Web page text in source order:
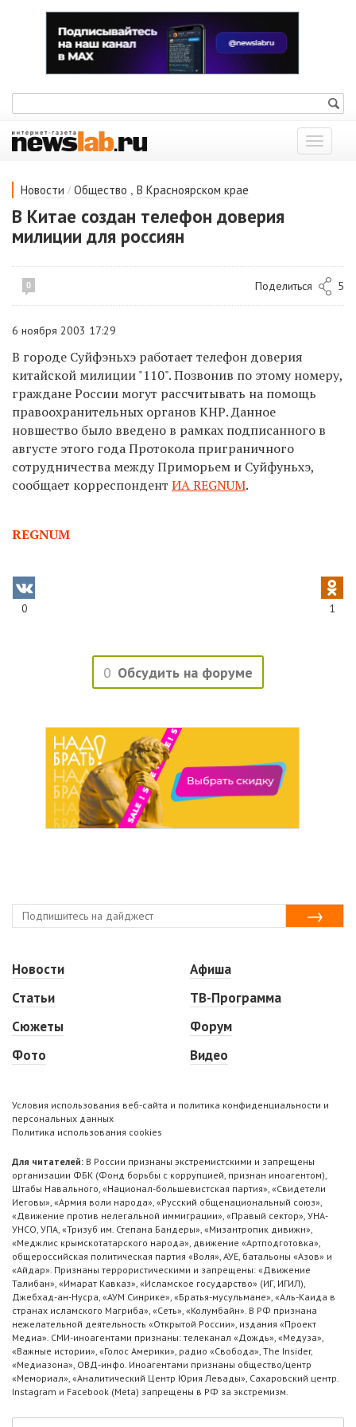
Показать
меню
Новости / Общество , В Красноярском крае
В Китае создан телефон доверия
милиции для россиян
0 Поделиться 5
6 ноября 2003 17:29
В городе Суйфэньхэ работает телефон доверия
китайской милиции "110". Позвонив по этому номеру,
граждане России могут рассчитывать на помощь
правоохранительных органов КНР. Данное
новшество было введено в рамках подписанного в
августе этого года Протокола приграничного
сотрудничества между Приморьем и Суйфуньхэ,
сообщает корреспондент ИА REGNUM.
REGNUM
0 1
0 Обсудить на форуме
Новости
Статьи
Сюжеты
Фото
Афиша
ТВ-Программа
Форум
Видео
Условия использования веб-сайта и политика конфиденциальности и
персональных данных
Политика использования cookies
Для читателей: В России признаны экстремистскими и запрещены
организации ФБК (Фонд борьбы с коррупцией, признан иноагентом),
Штабы Навального, «Национал-большевистская партия», «Свидетели
Иеговы», «Армия воли народа», «Русский общенациональный союз»,
«Движение против нелегальной иммиграции», «Правый сектор», УНА-
УНСО, УПА, «Тризуб им. Степана Бандеры», «Мизантропик дивижн»,
«Меджлис крымскотатарского народа», движение «Артподготовка»,
общероссийская политическая партия «Воля», АУЕ, батальоны «Азов» и
«Айдар». Признаны террористическими и запрещены: «Движение
Талибан», «Имарат Кавказ», «Исламское государство» (ИГ, ИГИЛ),
Джебхад-ан-Нусра, «АУМ Синрике», «Братья-мусульмане», «Аль-Каида в
странах исламского Магриба», «Сеть», «Колумбайн». В РФ признана
нежелательной деятельность «Открытой России», издания «Проект
Медиа». СМИ-иноагентами признаны: телеканал «Дождь», «Медуза»,
«Важные истории», «Голос Америки», радио «Свобода», The Insider,
«Медиазона», ОВД-инфо. Иноагентами признаны общество/центр
«Мемориал», «Аналитический Центр Юрия Левады», Сахаровский центр.
Instagram и Facebook (Metа) запрещены в РФ за экстремизм.